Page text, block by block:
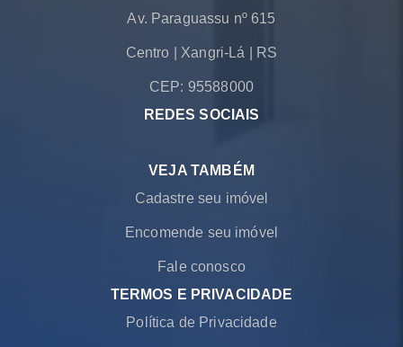
Av. Paraguassu nº 615
Centro Xangri-Lá RS
CEP: 95588000
REDES SOCIAIS
VEJA TAMBÉM
Cadastre seu imóvel
Encomende seu imóvel
Fale conosco
TERMOS E PRIVACIDADE
Política de Privacidade